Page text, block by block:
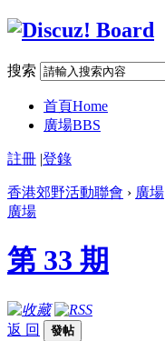
搜索
首頁Home
廣場BBS
註冊 |登錄
香港郊野活動聯會 › 廣場
廣場
第 33 期
返 回 發帖